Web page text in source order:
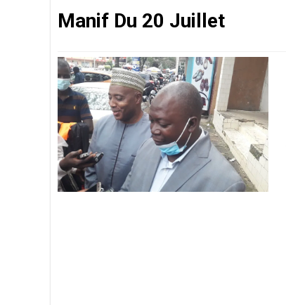
Manif Du 20 Juillet